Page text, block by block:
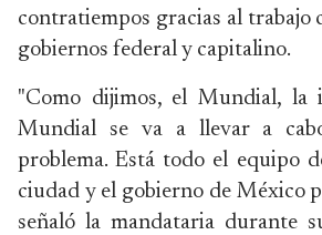
contratiempos gracias al trabajo
gobiernos federal y capitalino.
"Como dijimos, el Mundial, la
Mundial se va a llevar a
problema. Está todo el equipo
ciudad y el gobierno de México
señaló la mandataria durante